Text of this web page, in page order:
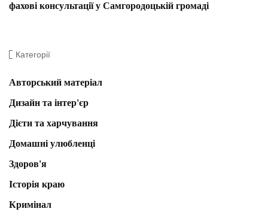
фахові консультації у Самгородоцькій громаді
Категорії
Авторський матеріал
Дизайн та інтер'єр
Дієти та харчування
Домашні улюбленці
Здоров'я
Історія краю
Кримінал